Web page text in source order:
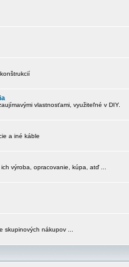
vlastnosťami, využiteľné v DIY.
a iné káble
výroba, opracovanie, kúpa, atď ...
skupinových nákupov ...